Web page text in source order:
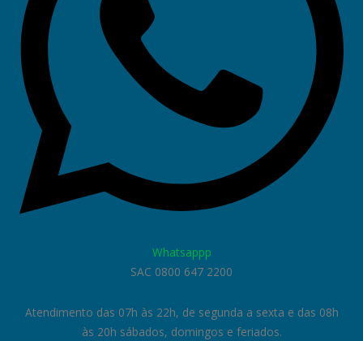
Whatsappp
SAC 0800 647 2200
Atendimento das 07h às 22h, de segunda a sexta e das 08h
às 20h sábados, domingos e feriados.